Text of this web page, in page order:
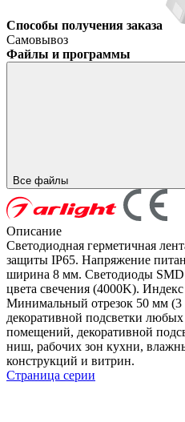
Способы получения заказа
Самовывоз
Файлы и программы
Все файлы
Описание
Светодиодная герметичная
защиты IP65. Напряжение
ширина 8 мм. Светодиоды
цвета свечения (4000K).
Минимальный отрезок 50 мм (3
декоративной подсветки
помещений, декоративной
ниш, рабочих зон кухни,
конструкций и витрин.
Страница серии